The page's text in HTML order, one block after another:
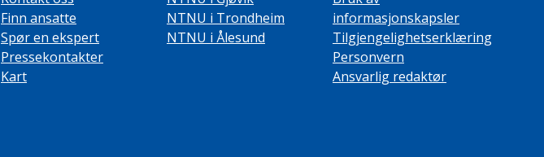
Finn ansatte
Spør en ekspert
Pressekontakter
Kart
NTNU i Trondheim
NTNU i Ålesund
informasjonskapsler
Tilgjengelighetserklæring
Personvern
Ansvarlig redaktør